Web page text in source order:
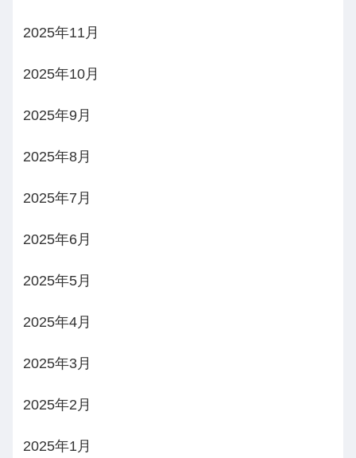
2025年11月
2025年10月
2025年9月
2025年8月
2025年7月
2025年6月
2025年5月
2025年4月
2025年3月
2025年2月
2025年1月